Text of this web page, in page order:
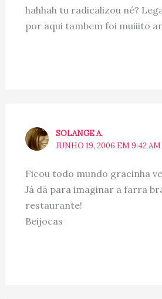
hahhah tu radicalizou né?
por aqui tambem foi muiiito
SOLANGE A.
JUNHO 19, 2006 EM 9:42 AM
Ficou todo mundo gracinha
Já dá para imaginar a farra
restaurante!
Beijocas